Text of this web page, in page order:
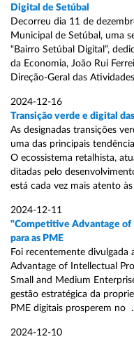
Digital de Setúbal
Decorreu dia 11 de
Municipal de Setúbal, uma
“Bairro Setúbal Digital”,
da Economia, João Rui
Direção-Geral das
2024-12-16
Transição verde e digital
As designadas transições
uma das principais
O ecossistema retalhista,
ditadas pelo
está cada vez mais atento
2024-12-11
"Competitive Advantage
para as PME
Foi recentemente divulgada
Advantage of Intellectual
Small and Medium
gestão estratégica da
PME digitais prosperem no
2024-12-10